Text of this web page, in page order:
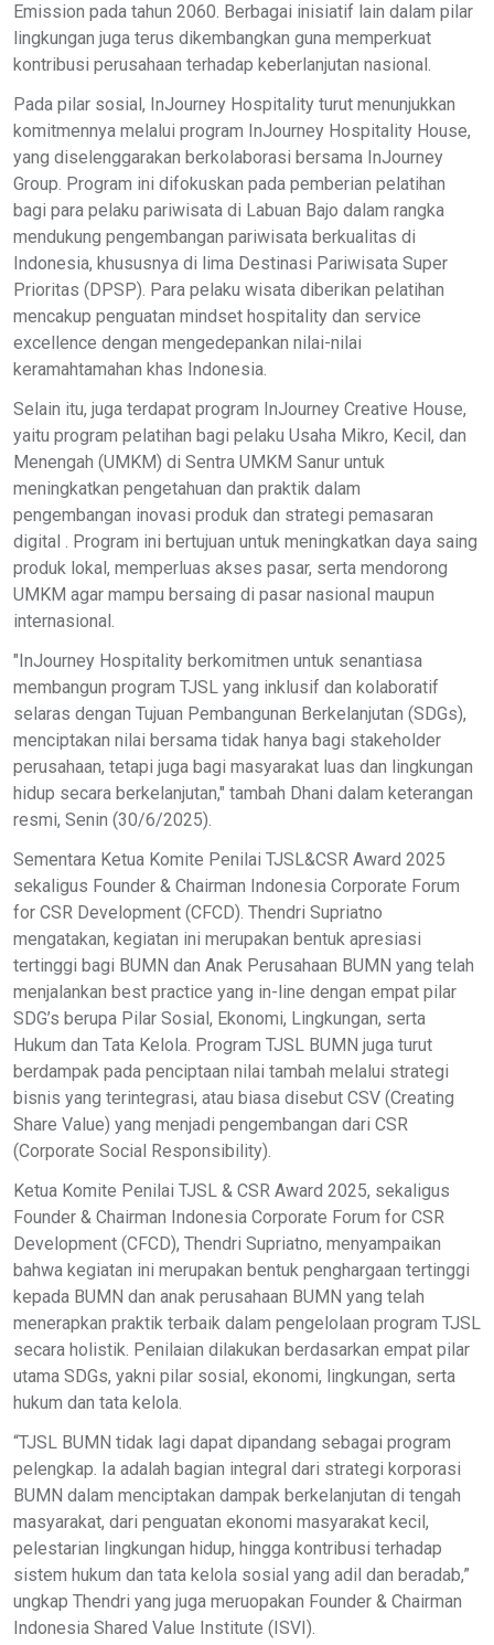
Emission pada tahun 2060. Berbagai inisiatif lain dalam pilar
lingkungan juga terus dikembangkan guna memperkuat
kontribusi perusahaan terhadap keberlanjutan nasional.
Pada pilar sosial, InJourney Hospitality turut menunjukkan
komitmennya melalui program InJourney Hospitality House,
yang diselenggarakan berkolaborasi bersama InJourney
Group. Program ini difokuskan pada pemberian pelatihan
bagi para pelaku pariwisata di Labuan Bajo dalam rangka
mendukung pengembangan pariwisata berkualitas di
Indonesia, khususnya di lima Destinasi Pariwisata Super
Prioritas (DPSP). Para pelaku wisata diberikan pelatihan
mencakup penguatan mindset hospitality dan service
excellence dengan mengedepankan nilai-nilai
keramahtamahan khas Indonesia.
Selain itu, juga terdapat program InJourney Creative House,
yaitu program pelatihan bagi pelaku Usaha Mikro, Kecil, dan
Menengah (UMKM) di Sentra UMKM Sanur untuk
meningkatkan pengetahuan dan praktik dalam
pengembangan inovasi produk dan strategi pemasaran
digital . Program ini bertujuan untuk meningkatkan daya saing
produk lokal, memperluas akses pasar, serta mendorong
UMKM agar mampu bersaing di pasar nasional maupun
internasional.
"InJourney Hospitality berkomitmen untuk senantiasa
membangun program TJSL yang inklusif dan kolaboratif
selaras dengan Tujuan Pembangunan Berkelanjutan (SDGs),
menciptakan nilai bersama tidak hanya bagi stakeholder
perusahaan, tetapi juga bagi masyarakat luas dan lingkungan
hidup secara berkelanjutan," tambah Dhani dalam keterangan
resmi, Senin (30/6/2025).
Sementara Ketua Komite Penilai TJSL&CSR Award 2025
sekaligus Founder & Chairman Indonesia Corporate Forum
for CSR Development (CFCD). Thendri Supriatno
mengatakan, kegiatan ini merupakan bentuk apresiasi
tertinggi bagi BUMN dan Anak Perusahaan BUMN yang telah
menjalankan best practice yang in-line dengan empat pilar
SDG’s berupa Pilar Sosial, Ekonomi, Lingkungan, serta
Hukum dan Tata Kelola. Program TJSL BUMN juga turut
berdampak pada penciptaan nilai tambah melalui strategi
bisnis yang terintegrasi, atau biasa disebut CSV (Creating
Share Value) yang menjadi pengembangan dari CSR
(Corporate Social Responsibility).
Ketua Komite Penilai TJSL & CSR Award 2025, sekaligus
Founder & Chairman Indonesia Corporate Forum for CSR
Development (CFCD), Thendri Supriatno, menyampaikan
bahwa kegiatan ini merupakan bentuk penghargaan tertinggi
kepada BUMN dan anak perusahaan BUMN yang telah
menerapkan praktik terbaik dalam pengelolaan program TJSL
secara holistik. Penilaian dilakukan berdasarkan empat pilar
utama SDGs, yakni pilar sosial, ekonomi, lingkungan, serta
hukum dan tata kelola.
“TJSL BUMN tidak lagi dapat dipandang sebagai program
pelengkap. Ia adalah bagian integral dari strategi korporasi
BUMN dalam menciptakan dampak berkelanjutan di tengah
masyarakat, dari penguatan ekonomi masyarakat kecil,
pelestarian lingkungan hidup, hingga kontribusi terhadap
sistem hukum dan tata kelola sosial yang adil dan beradab,”
ungkap Thendri yang juga meruopakan Founder & Chairman
Indonesia Shared Value Institute (ISVI).